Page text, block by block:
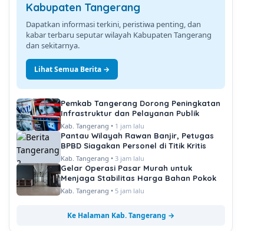
Kabupaten Tangerang
Dapatkan informasi terkini, peristiwa penting, dan
kabar terbaru seputar wilayah Kabupaten Tangerang
dan sekitarnya.
Lihat Semua Berita →
Pemkab Tangerang Dorong Peningkatan
Infrastruktur dan Pelayanan Publik
Kab. Tangerang • 1 jam lalu
Pantau Wilayah Rawan Banjir, Petugas
BPBD Siagakan Personel di Titik Kritis
Kab. Tangerang • 3 jam lalu
Gelar Operasi Pasar Murah untuk
Menjaga Stabilitas Harga Bahan Pokok
Kab. Tangerang • 5 jam lalu
Ke Halaman Kab. Tangerang →